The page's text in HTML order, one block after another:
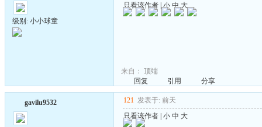
级别: 小小球童
只看该作者 |小 中 大
来自： 顶端
回复
引用 分享
gavilu9532 121 发表于: 前天
只看该作者 小 中 大